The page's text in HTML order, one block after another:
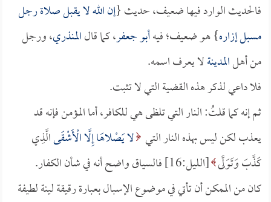
فالحديث الوارد فيها ضعيف، حديث {إن الله لا يقبل صلاة رجل
مسبل إزاره} هو ضعيف؛ فيهأبو جعفر، كما قالالمنذري، ورجل
من أهلالمدينةلا يعرف اسمه.
فلا داعي لذكر هذه القضية التي لا تثبت.
ثم إنه كما قلتُ: النار التي تلظى هي للكافر، أما المؤمن فإنه قد
يعذب لكن ليس بهذه النار التي لا يَصْلاهَا إِلَّا الْأَشْقَىالَّذِي
كَذَّبَ وَتَوَلَّى [الليل:16] فالسياق واضح أنه في شأن الكفار.
كان من الممكن أن تأتي في موضوع الإسبال بعبارة رقيقة لينة لطيفة